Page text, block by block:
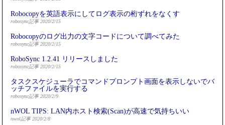
Robocopyを英語表示にしてログ表示の桁ずれをなくす
robosync記事 2020/2/15
Robocopyのログ出力の文字コードについて調べてみた
robosync記事 2020/2/15
RoboSync 1.2.41 リリースしました
robosync記事 2020/2/15
タスクスケジューラでコマンドプロンプト画面を表示しないでバ
ッチファイルを実行する
robosync記事 2020/2/9
nWOL TIPS: LAN内ホスト検索(Scan)が高速で気持ちいい
nwol記事 2020/2/8